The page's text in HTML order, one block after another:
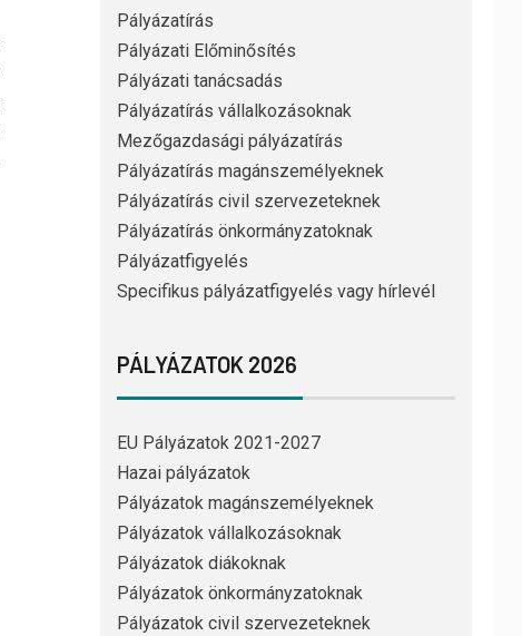
Pályázatírás
Pályázati Előminősítés
Pályázati tanácsadás
Pályázatírás vállalkozásoknak
Mezőgazdasági pályázatírás
Pályázatírás magánszemélyeknek
Pályázatírás civil szervezeteknek
Pályázatírás önkormányzatoknak
Pályázatfigyelés
Specifikus pályázatfigyelés vagy hírlevél
PÁLYÁZATOK 2026
EU Pályázatok 2021-2027
Hazai pályázatok
Pályázatok magánszemélyeknek
Pályázatok vállalkozásoknak
Pályázatok diákoknak
Pályázatok önkormányzatoknak
Pályázatok civil szervezeteknek